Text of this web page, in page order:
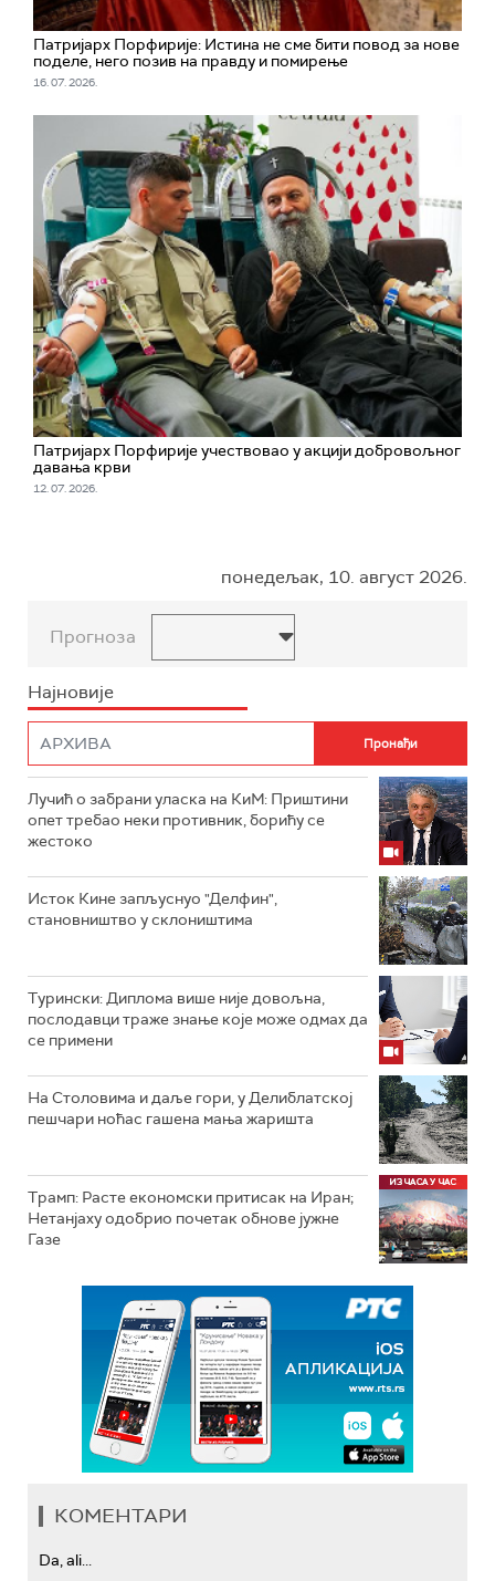
Патријарх Порфирије: Истина не сме бити повод за нове
поделе, него позив на правду и помирење
16. 07. 2026.
Патријарх Порфирије учествовао у акцији добровољног
давања крви
12. 07. 2026.
понедељак, 10. август 2026.
Прогноза
Најновије
Лучић о забрани уласка на КиМ: Приштини
опет требао неки противник, борићу се
жестоко
Исток Кине запљуснуо "Делфин",
становништво у склоништима
Турински: Диплома више није довољна,
послодавци траже знање које може одмах да
се примени
На Столовима и даље гори, у Делиблатској
пешчари ноћас гашена мања жаришта
Трамп: Расте економски притисак на Иран;
Нетанјаху одобрио почетак обнове јужне
Газе
КОМЕНТАРИ
Da, ali...